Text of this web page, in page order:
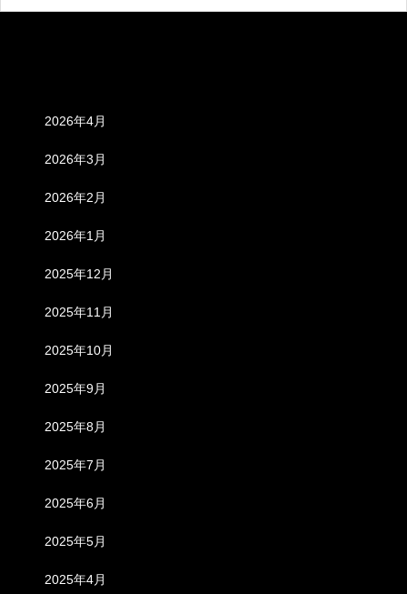
る「入りやすさ」ではなく、卒業後のキャリアや私生活の自由
2026年4月
2026年3月
2026年2月
2026年1月
2025年12月
2025年11月
2025年10月
2025年9月
2025年8月
2025年7月
2025年6月
2025年5月
2025年4月